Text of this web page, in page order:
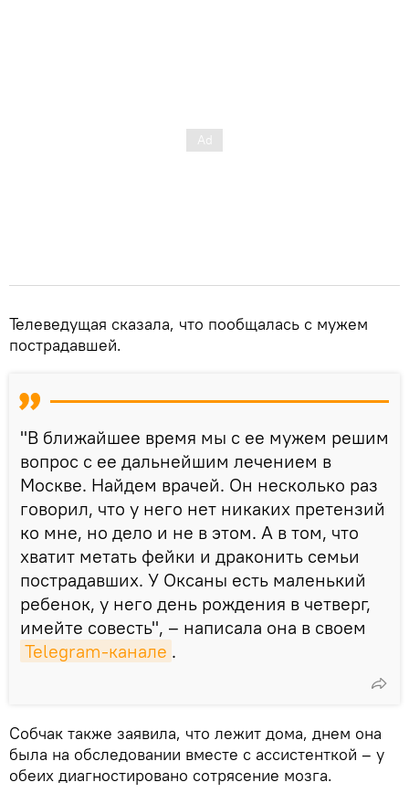
Телеведущая сказала, что пообщалась с мужем
пострадавшей.
"В ближайшее время мы с ее мужем решим
вопрос с ее дальнейшим лечением в
Москве. Найдем врачей. Он несколько раз
говорил, что у него нет никаких претензий
ко мне, но дело и не в этом. А в том, что
хватит метать фейки и драконить семьи
пострадавших. У Оксаны есть маленький
ребенок, у него день рождения в четверг,
имейте совесть", – написала она в своем
Telegram-канале .
Собчак также заявила, что лежит дома, днем она
была на обследовании вместе с ассистенткой – у
обеих диагностировано сотрясение мозга.